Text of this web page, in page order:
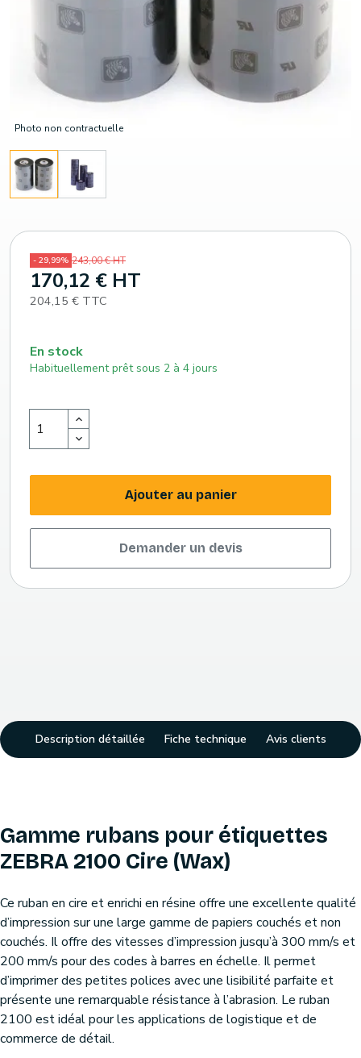
Photo non contractuelle
- 29,99% 243,00 € HT
170,12 € HT
204,15 € TTC
En stock
Habituellement prêt sous 2 à 4 jours
Ajouter au panier
Demander un devis
Description détaillée Fiche technique Avis clients
Gamme rubans pour étiquettes
ZEBRA 2100 Cire (Wax)
Ce ruban en cire et enrichi en résine offre une excellente qualité
d’impression sur une large gamme de papiers couchés et non
couchés. Il offre des vitesses d’impression jusqu’à 300 mm/s et
200 mm/s pour des codes à barres en échelle. Il permet
d’imprimer des petites polices avec une lisibilité parfaite et
présente une remarquable résistance à l’abrasion. Le ruban
2100 est idéal pour les applications de logistique et de
commerce de détail.